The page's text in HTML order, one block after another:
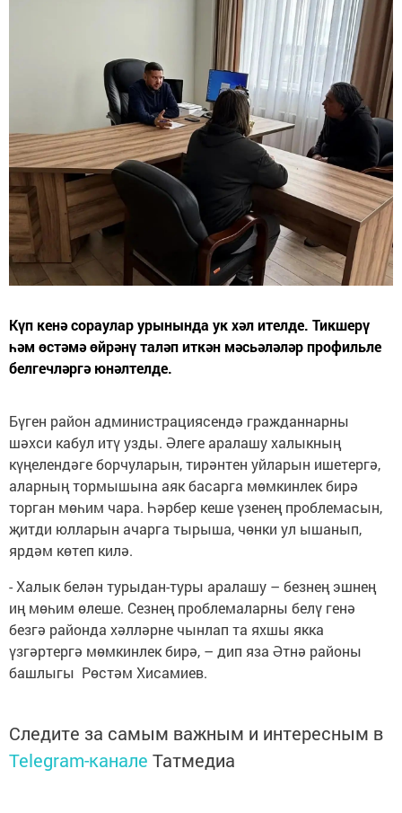
Күп кенә сораулар урынында ук хәл ителде. Тикшерү
һәм өстәмә өйрәнү таләп иткән мәсьәләләр профильле
белгечләргә юнәлтелде.
Бүген район администрациясендә гражданнарны
шәхси кабул итү узды. Әлеге аралашу халыкның
күңелендәге борчуларын, тирәнтен уйларын ишетергә,
аларның тормышына аяк басарга мөмкинлек бирә
торган мөһим чара. Һәрбер кеше үзенең проблемасын,
җитди юлларын ачарга тырыша, чөнки ул ышанып,
ярдәм көтеп килә.
- Халык белән турыдан-туры аралашу – безнең эшнең
иң мөһим өлеше. Сезнең проблемаларны белү генә
безгә районда хәлләрне чынлап та яхшы якка
үзгәртергә мөмкинлек бирә, – дип яза Әтнә районы
башлыгы Рөстәм Хисамиев.
Следите за самым важным и интересным в
Telegram-канале Татмедиа